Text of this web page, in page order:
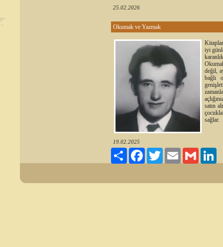
25.02.2026
Okumak ve Yazmak
iyi
değil,
bağlı
satın
sağlar.
19.02.2025
Paylaş FacebookTwitter Email Gmail